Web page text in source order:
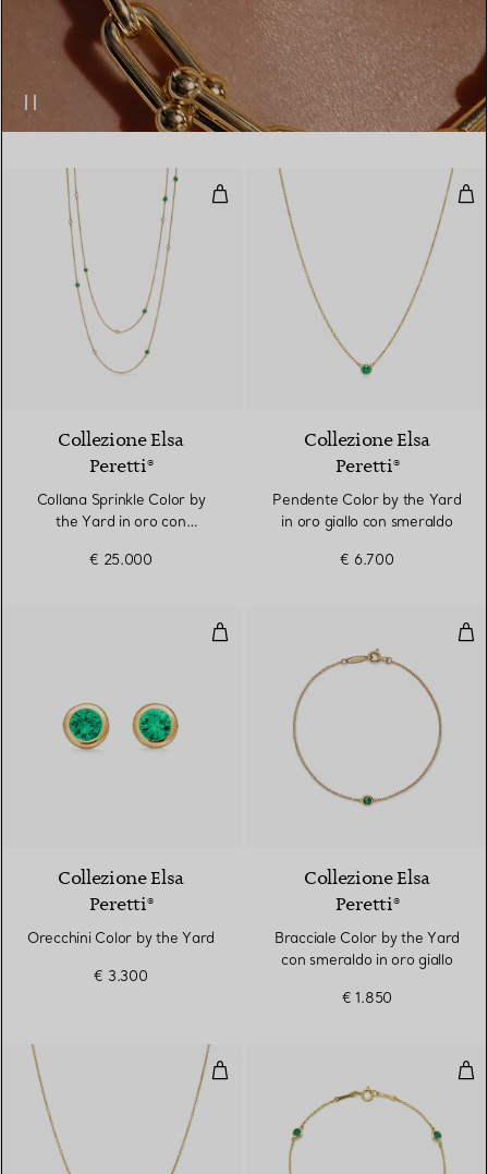
Collana Sprinkle Color by the
2 Materiali
Collezione Elsa
Peretti®
Collana Sprinkle Color by
the Yard in oro con
€ 25.000
Collezione Elsa
Peretti®
Pendente Color by the Yard
in oro giallo con smeraldo
€ 6.700
Orecchini Color by the Yard
Collezione Elsa
Peretti®
Orecchini Color by the Yard
€ 3.300
Collezione Elsa
Peretti®
Bracciale Color by the Yard
con smeraldo in oro giallo
€ 1.850
Pendente Color by the Yard in